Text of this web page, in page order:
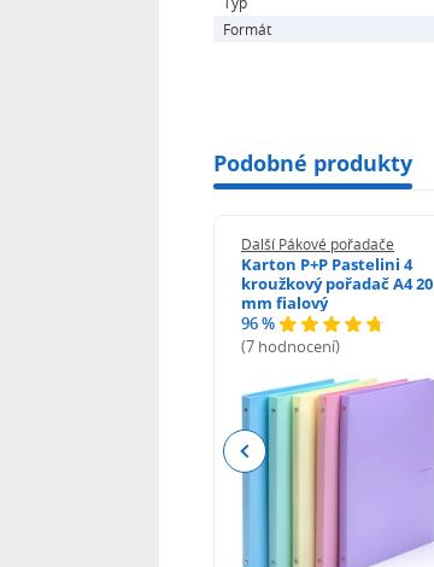
Formát
Podobné produkty
Další Pákové pořadače
Karton P+P Pastelini 4
kroužkový pořadač A4 20
mm fialový
96 %
(7 hodnocení)
Previous